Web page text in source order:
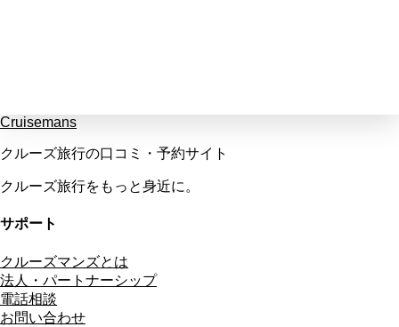
Cruisemans
クルーズ旅行の口コミ・予約サイト
クルーズ旅行をもっと身近に。
サポート
クルーズマンズとは
法人・パートナーシップ
電話相談
お問い合わせ